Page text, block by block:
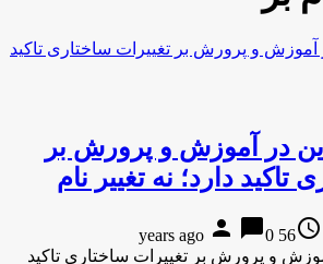
در آموزش و پرورش بر
تاکید دارد؛ نه تغییر نام
access_time
56 years ago
person chat_bubble0
و پرورش بر تغییرات ساختاری تاکید